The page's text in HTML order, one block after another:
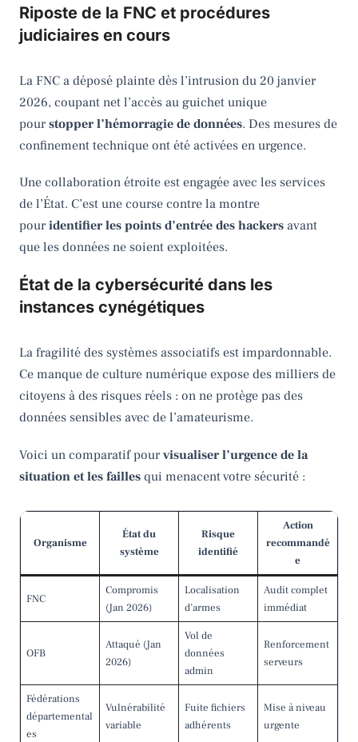
Riposte de la FNC et procédures
judiciaires en cours
La FNC a déposé plainte dès l’intrusion du 20 janvier
2026, coupant net l’accès au guichet unique
pourstopper l’hémorragie de données. Des mesures de
confinement technique ont été activées en urgence.
Une collaboration étroite est engagée avec les services
de l’État. C’est une course contre la montre
pouridentifier les points d’entrée des hackers avant
que les données ne soient exploitées.
État de la cybersécurité dans les
instances cynégétiques
La fragilité des systèmes associatifs est impardonnable.
Ce manque de culture numérique expose des milliers de
citoyens à des risques réels : on ne protège pas des
données sensibles avec de l’amateurisme.
Voici un comparatif pourvisualiser l’urgence de la
situation et les failles qui menacent votre sécurité :
Organisme
État du
système
Risque
identifié
Action
recommandé
e
FNC
Compromis
(Jan 2026)
Localisation
d’armes
Audit complet
immédiat
OFB
Attaqué (Jan
2026)
Vol de
données
admin
Renforcement
serveurs
Fédérations
départemental
es
Vulnérabilité
variable
Fuite fichiers
adhérents
Mise à niveau
urgente